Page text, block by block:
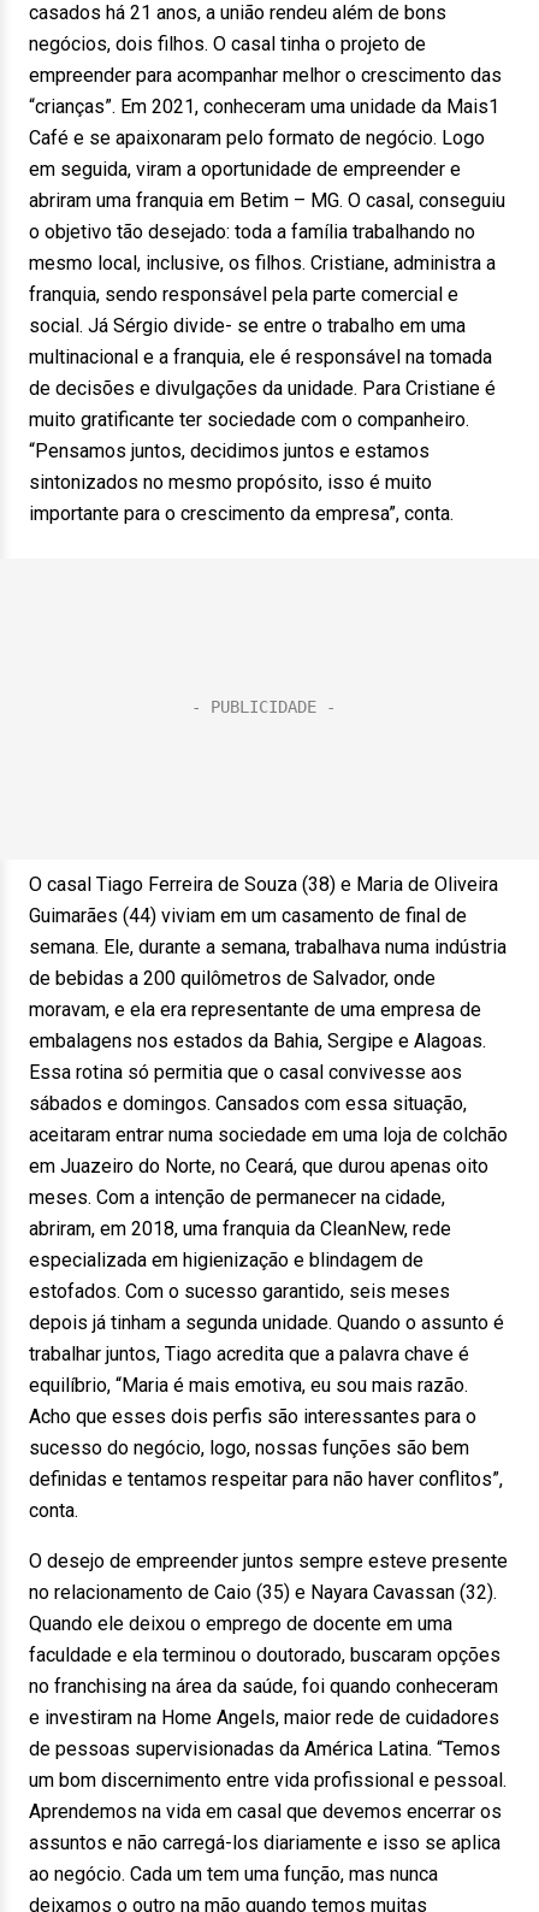
casados há 21 anos, a união rendeu além de bons
negócios, dois filhos. O casal tinha o projeto de
empreender para acompanhar melhor o crescimento das
“crianças”. Em 2021, conheceram uma unidade da Mais1
Café e se apaixonaram pelo formato de negócio. Logo
em seguida, viram a oportunidade de empreender e
abriram uma franquia em Betim – MG. O casal, conseguiu
o objetivo tão desejado: toda a família trabalhando no
mesmo local, inclusive, os filhos. Cristiane, administra a
franquia, sendo responsável pela parte comercial e
social. Já Sérgio divide- se entre o trabalho em uma
multinacional e a franquia, ele é responsável na tomada
de decisões e divulgações da unidade. Para Cristiane é
muito gratificante ter sociedade com o companheiro.
“Pensamos juntos, decidimos juntos e estamos
sintonizados no mesmo propósito, isso é muito
importante para o crescimento da empresa”, conta.
O casal Tiago Ferreira de Souza (38) e Maria de Oliveira
Guimarães (44) viviam em um casamento de final de
semana. Ele, durante a semana, trabalhava numa indústria
de bebidas a 200 quilômetros de Salvador, onde
moravam, e ela era representante de uma empresa de
embalagens nos estados da Bahia, Sergipe e Alagoas.
Essa rotina só permitia que o casal convivesse aos
sábados e domingos. Cansados com essa situação,
aceitaram entrar numa sociedade em uma loja de colchão
em Juazeiro do Norte, no Ceará, que durou apenas oito
meses. Com a intenção de permanecer na cidade,
abriram, em 2018, uma franquia da CleanNew, rede
especializada em higienização e blindagem de
estofados. Com o sucesso garantido, seis meses
depois já tinham a segunda unidade. Quando o assunto é
trabalhar juntos, Tiago acredita que a palavra chave é
equilíbrio, “Maria é mais emotiva, eu sou mais razão.
Acho que esses dois perfis são interessantes para o
sucesso do negócio, logo, nossas funções são bem
definidas e tentamos respeitar para não haver conflitos”,
conta.
O desejo de empreender juntos sempre esteve presente
no relacionamento de Caio (35) e Nayara Cavassan (32).
Quando ele deixou o emprego de docente em uma
faculdade e ela terminou o doutorado, buscaram opções
no franchising na área da saúde, foi quando conheceram
e investiram na Home Angels, maior rede de cuidadores
de pessoas supervisionadas da América Latina. “Temos
um bom discernimento entre vida profissional e pessoal.
Aprendemos na vida em casal que devemos encerrar os
assuntos e não carregá-los diariamente e isso se aplica
ao negócio. Cada um tem uma função, mas nunca
deixamos o outro na mão quando temos muitas